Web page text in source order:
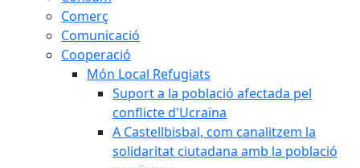
Comerç
Comunicació
Cooperació
Món Local Refugiats
Suport a la població afectada pel
conflicte d'Ucraïna
A Castellbisbal, com canalitzem la
solidaritat ciutadana amb la població